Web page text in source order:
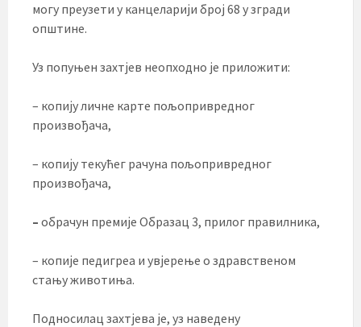
могу преузети у канцеларији број 68 у згради
општине.
Уз попуњен захтјев неопходно је приложити:
– копију личне карте пољопривредног
произвођача,
– копију текућег рачуна пољопривредног
произвођача,
– обрачун премије Образац 3, прилог правилника,
– копије педигреа и увјерење о здравственом
стању животиња.
Подносилац захтјева је, уз наведену